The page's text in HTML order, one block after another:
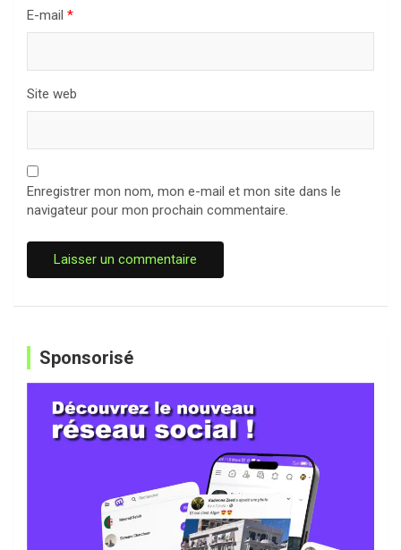
E-mail *
Site web
Enregistrer mon nom, mon e-mail et mon site dans le
navigateur pour mon prochain commentaire.
Sponsorisé